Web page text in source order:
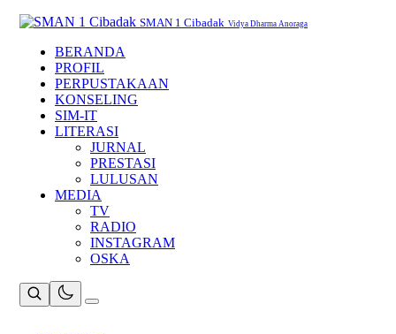
SMAN 1 Cibadak Vidya Dharma Anoraga
BERANDA
PROFIL
PERPUSTAKAAN
KONSELING
SIM-IT
LITERASI
JURNAL
PRESTASI
LULUSAN
MEDIA
TV
RADIO
INSTAGRAM
OSKA